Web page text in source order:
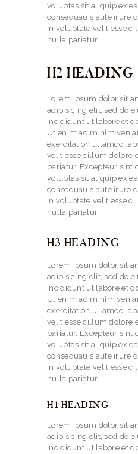
voluptas sit.aliquip ex
consequauis aute irure
in voluptate velit esse
nulla pariatur.
H2 HEADING
Lorem ipsum dolor sit
adipisicing elit, sed do
incididunt ut labore et
Ut enim ad minim
exercitation ullamco
velit esse cillum dolore
pariatur. Excepteur sint
voluptas sit.aliquip ex
consequauis aute irure
in voluptate velit esse
nulla pariatur.
H3 HEADING
Lorem ipsum dolor sit
adipisicing elit, sed do
incididunt ut labore et
Ut enim ad minim
exercitation ullamco
velit esse cillum dolore
pariatur. Excepteur sint
voluptas sit.aliquip ex
consequauis aute irure
in voluptate velit esse
nulla pariatur.
H4 HEADING
Lorem ipsum dolor sit
adipisicing elit, sed do
incididunt ut labore et